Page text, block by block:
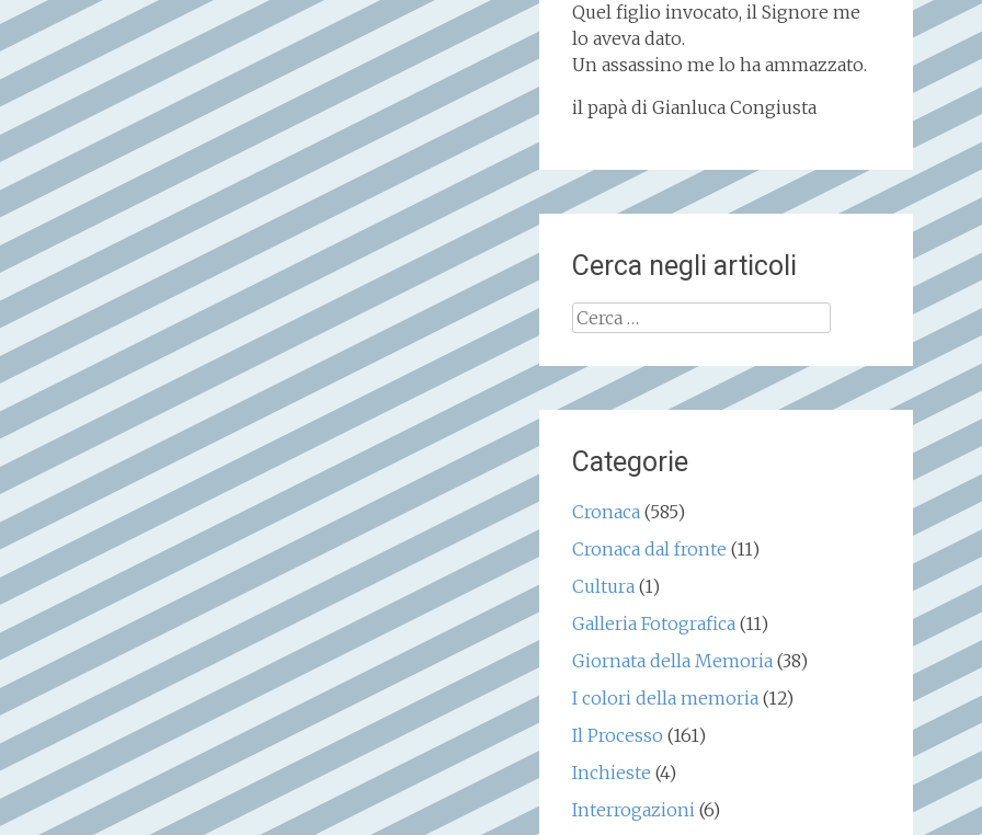
Quel figlio invocato, il Signore me
lo aveva dato.
Un assassino me lo ha ammazzato.
il papà di Gianluca Congiusta
Cerca negli articoli
Ricerca
Categorie
Cronaca(585)
Cronaca dal fronte (11)
Cultura(1)
Galleria Fotografica(11)
Giornata della Memoria(38)
I colori della memoria(12)
Il Processo (161)
Inchieste (4)
Interrogazioni(6)